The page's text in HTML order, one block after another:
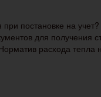
постановке на учет?
для получения
расхода тепла